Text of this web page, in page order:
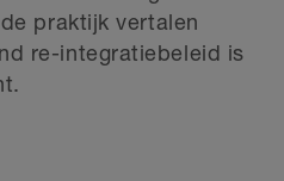
praktijk vertalen
re-integratiebeleid is